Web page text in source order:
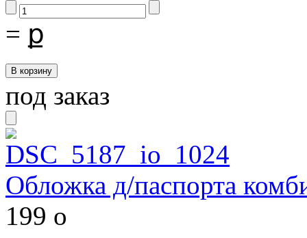
= ք
под заказ
Обложка д/паспорта
199 o